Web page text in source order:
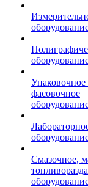
Упаковочное
фасовочное
Смазочное,